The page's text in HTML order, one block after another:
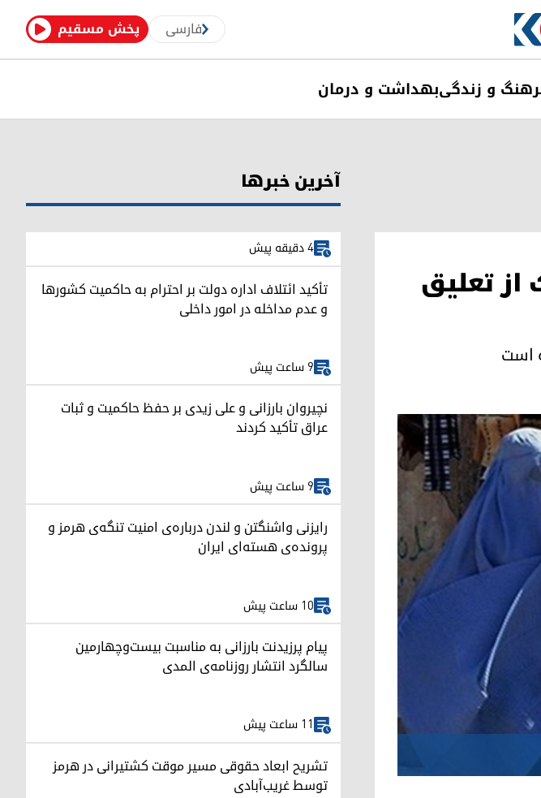
پخش مسقیم فارسی
و زندگیبهداشت و درمان
تعلیق
است
آخرین خبرها
4 دقیقه پیش
تأکید ائتلاف اداره دولت بر احترام به حاکمیت کشورها
و عدم مداخله در امور داخلی
9 ساعت پیش
نچیروان بارزانی و علی زیدی بر حفظ حاکمیت و ثبات
عراق تأکید کردند
9 ساعت پیش
رایزنی واشنگتن و لندن درباره‌ی امنیت تنگه‌ی هرمز و
پرونده‌ی هسته‌ای ایران
10 ساعت پیش
پیام پرزیدنت بارزانی به مناسبت بیست‌وچهارمین
سالگرد انتشار روزنامه‌ی المدی
11 ساعت پیش
تشریح ابعاد حقوقی مسیر موقت کشتیرانی در هرمز
توسط غریب‌آبادی